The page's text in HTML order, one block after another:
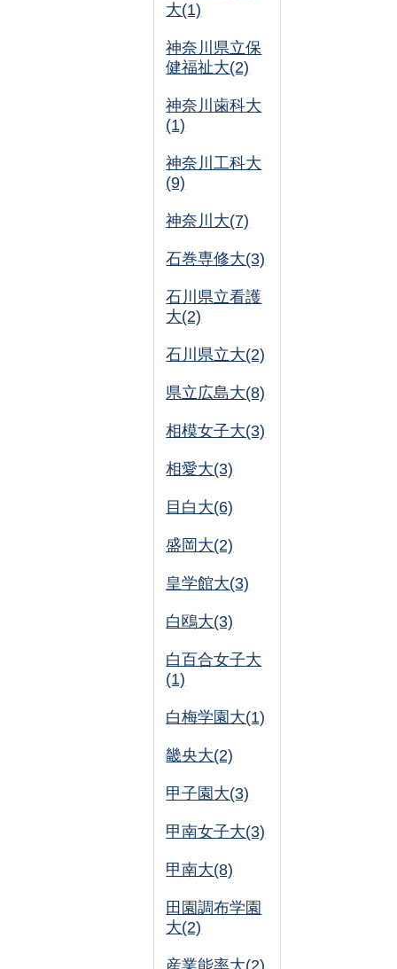
大(1)
神奈川県立保
健福祉大(2)
神奈川歯科大
(1)
神奈川工科大
(9)
神奈川大(7)
石巻専修大(3)
石川県立看護
大(2)
石川県立大(2)
県立広島大(8)
相模女子大(3)
相愛大(3)
目白大(6)
盛岡大(2)
皇学館大(3)
白鴎大(3)
白百合女子大
(1)
白梅学園大(1)
畿央大(2)
甲子園大(3)
甲南女子大(3)
甲南大(8)
田園調布学園
大(2)
産業能率大(2)